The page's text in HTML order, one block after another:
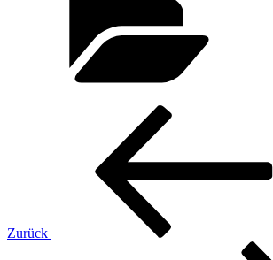
Beitragsnavigation
Zurück